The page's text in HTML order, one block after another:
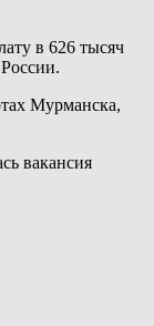
в 626 тысяч
Мурманска,
вакансия